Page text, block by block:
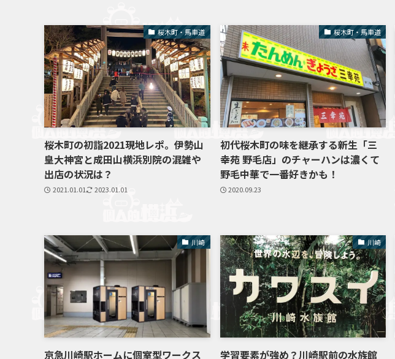
桜木町・馬車道
桜木町の初詣2021現地レポ。伊勢山
皇大神宮と成田山横浜別院の混雑や
出店の状況は？
2021.01.01 2023.01.01
桜木町・馬車道
初代桜木町の味を継承する新生「三
幸苑 野毛店」のチャーハンは濃くて
野毛中華で一番好きかも！
2020.09.23
川崎
京急川崎駅ホームに個室型ワークス
川崎
学習要素が強め？川崎駅前の水族館